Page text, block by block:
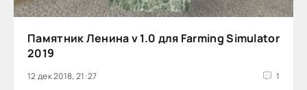
Памятник Ленина v 1.0 для Farming Simulator
2019
12 дек 2018, 21:27 1